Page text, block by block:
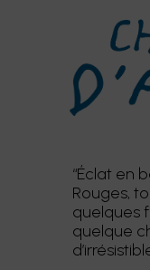
“Éclat en
Rouges,
quelques
quelque